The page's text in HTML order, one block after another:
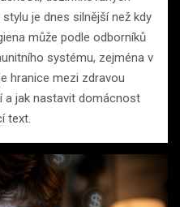
je dnes silnější než kdy
může podle odborníků
systému, zejména v
hranice mezi zdravou
jak nastavit domácnost
text.